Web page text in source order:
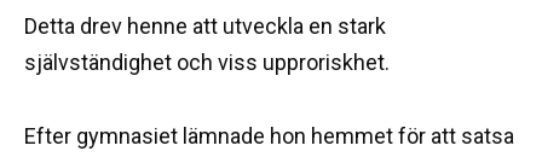
Detta drev henne att utveckla en stark
självständighet och viss upproriskhet.
Efter gymnasiet lämnade hon hemmet för att satsa